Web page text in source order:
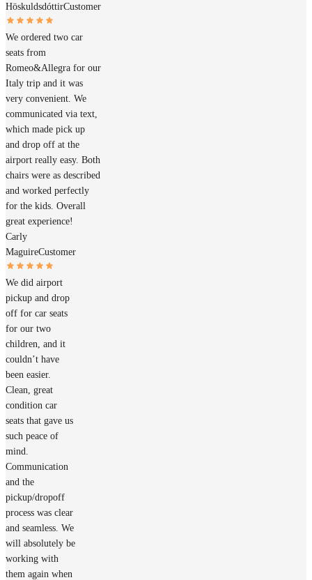
HöskuldsdóttirCustomer
We ordered two car
seats from
Romeo&Allegra for our
Italy trip and it was
very convenient. We
communicated via text,
which made pick up
and drop off at the
airport really easy. Both
chairs were as described
and worked perfectly
for the kids. Overall
great experience!
Carly
MaguireCustomer
We did airport
pickup and drop
off for car seats
for our two
children, and it
couldn’t have
been easier.
Clean, great
condition car
seats that gave us
such peace of
mind.
Communication
and the
pickup/dropoff
process was clear
and seamless. We
will absolutely be
working with
them again when